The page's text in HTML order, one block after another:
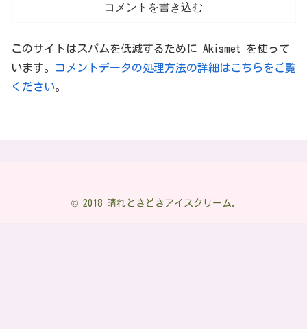
コメントを書き込む
このサイトはスパムを低減するために Akismet を使って
います。
コメントデータの処理方法の詳細はこちらをご覧
ください。
© 2018 晴れときどきアイスクリーム.